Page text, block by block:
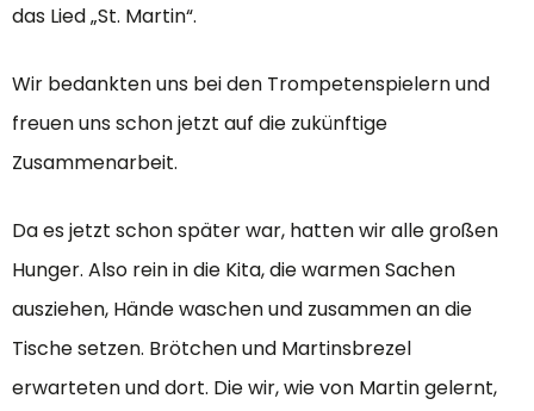
das Lied „St. Martin“.
Wir bedankten uns bei den Trompetenspielern und
freuen uns schon jetzt auf die zukünftige
Zusammenarbeit.
Da es jetzt schon später war, hatten wir alle großen
Hunger. Also rein in die Kita, die warmen Sachen
ausziehen, Hände waschen und zusammen an die
Tische setzen. Brötchen und Martinsbrezel
erwarteten und dort. Die wir, wie von Martin gelernt,